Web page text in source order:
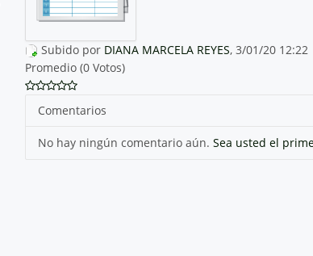
Subido por DIANA MARCELA REYES, 3/01/20 12:22
Promedio (0 Votos)
Comentarios
No hay ningún comentario aún. Sea usted el